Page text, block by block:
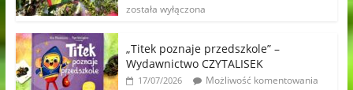
została wyłączona
„Titek poznaje przedszkole” –
Wydawnictwo CZYTALISEK
17/07/2026
Możliwość komentowania